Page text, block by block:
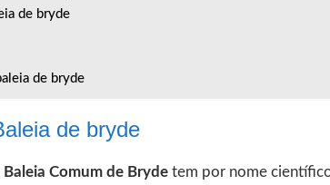
de bryde
de bryde
de bryde
Baleia Comum de Bryde tem por nome